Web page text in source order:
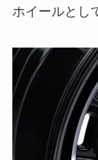
ホイールとし